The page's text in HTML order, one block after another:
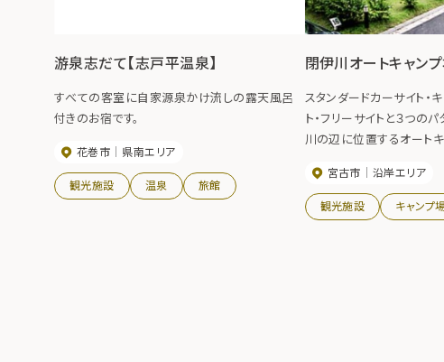
游泉志だて【志戸平温泉】
すべての客室に自家源泉かけ流しの露天風呂
付きのお宿です。
花巻市 県南エリア
観光施設 温泉 旅館
閉伊川オートキャン
スタンダードカーサイト・
ト・フリーサイトと３つの
川の辺に位置するオート
トには２０Ａの電源まで完
に入浴も可能なのでキャ
て長期滞在が楽しめる。
宮古市 沿岸エリア
観光施設 キャンプ